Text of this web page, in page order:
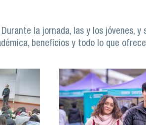
la jornada, las y los jóvenes,
beneficios y todo lo que